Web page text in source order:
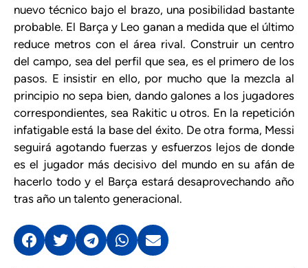
nuevo técnico bajo el brazo, una posibilidad bastante
probable. El Barça y Leo ganan a medida que el último
reduce metros con el área rival. Construir un centro
del campo, sea del perfil que sea, es el primero de los
pasos. E insistir en ello, por mucho que la mezcla al
principio no sepa bien, dando galones a los jugadores
correspondientes, sea Rakitic u otros. En la repetición
infatigable está la base del éxito. De otra forma, Messi
seguirá agotando fuerzas y esfuerzos lejos de donde
es el jugador más decisivo del mundo en su afán de
hacerlo todo y el Barça estará desaprovechando año
tras año un talento generacional.